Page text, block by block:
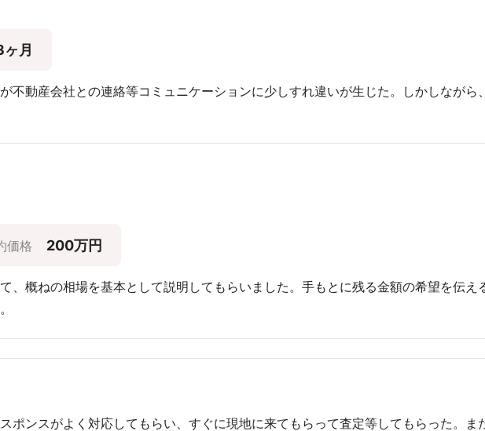
ヶ月
不動産会社との連絡等コミュニケーションに少しすれ違いが生じた。しかしながら
価格 200万円
、概ねの相場を基本として説明してもらいました。手もとに残る金額の希望を伝え
ポンスがよく対応してもらい、すぐに現地に来てもらって査定等してもらった。ま